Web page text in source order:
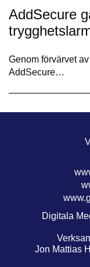
AddSecure
Genom förvärvet
AddSecure…
Digitala
Jon Mattias